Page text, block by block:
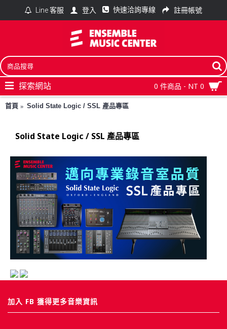
Line 客服 登入 快速洽詢專線 註冊帳號
0 件商品 - NT 0
探索網站
首頁 Solid State Logic / SSL 產品專區
Solid State Logic / SSL 產品專區
加入 FB 獲得更多音樂資訊